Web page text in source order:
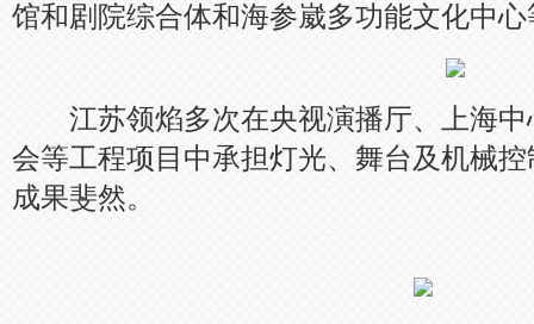
馆和剧院综合体和海参崴多功能文化中
江苏领焰多次在央视演播厅、上海中
会等工程项目中承担灯光、舞台及机械
成果斐然。